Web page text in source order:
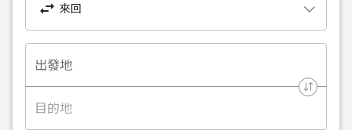
swap_horiz 來回
出發地
目的地